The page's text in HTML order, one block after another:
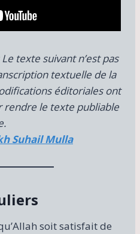
Le texte suivant n’est pas
textuelle de la
éditoriales ont
rendre le texte publiable
Suhail Mulla
soit satisfait de